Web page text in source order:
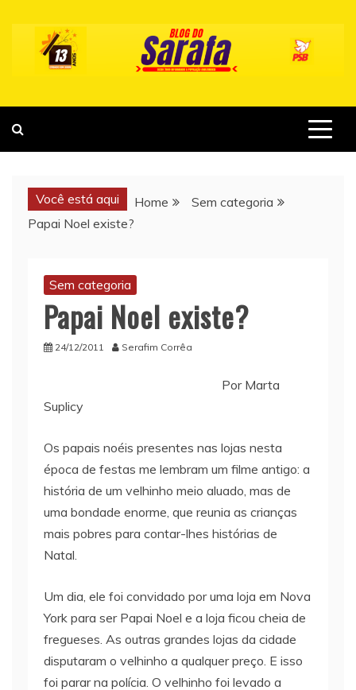
content
Você está aqui Home
Sem categoria
Papai Noel existe?
Sem categoria
Papai Noel existe?
24/12/2011 Serafim Corrêa
Por Marta
Suplicy
Os papais noéis presentes nas lojas nesta
época de festas me lembram um filme antigo: a
história de um velhinho meio aluado, mas de
uma bondade enorme, que reunia as crianças
mais pobres para contar-lhes histórias de
Natal.
Um dia, ele foi convidado por uma loja em Nova
York para ser Papai Noel e a loja ficou cheia de
fregueses. As outras grandes lojas da cidade
disputaram o velhinho a qualquer preço. E isso
foi parar na polícia. O velhinho foi levado a